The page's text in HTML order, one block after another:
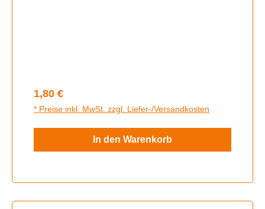
Regulärer Preis:
1,80 €
* Preise inkl. MwSt. zzgl. Liefer-/Versandkosten
In den Warenkorb